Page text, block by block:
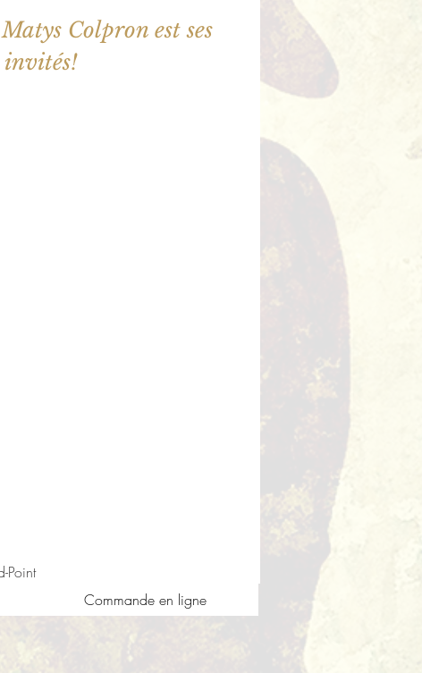
Colpron est ses
invités!
Point
Commande en ligne